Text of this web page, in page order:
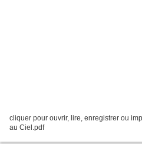
cliquer pour ouvrir, lire, enregistrer ou
au Ciel.pdf